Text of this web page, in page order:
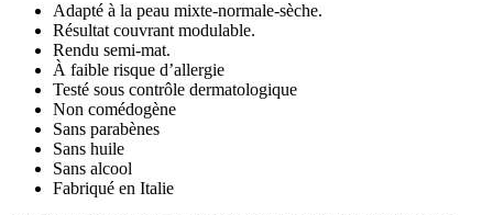
Adapté à la peau mixte-normale-sèche.
Résultat couvrant modulable.
Rendu semi-mat.
À faible risque d’allergie
Testé sous contrôle dermatologique
Non comédogène
Sans parabènes
Sans huile
Sans alcool
Fabriqué en Italie